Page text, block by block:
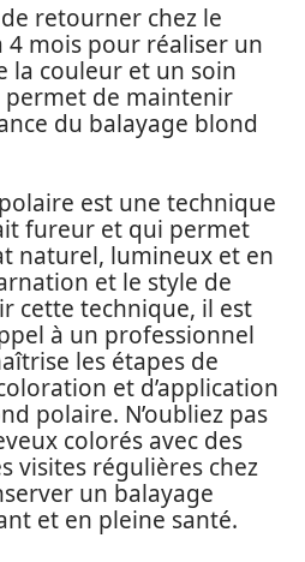
retourner chez le
4 mois pour réaliser un
la couleur et un soin
permet de maintenir
du balayage blond
est une technique
fureur et qui permet
naturel, lumineux et en
et le style de
cette technique, il est
à un professionnel
les étapes de
et d’application
polaire. N’oubliez pas
colorés avec des
visites régulières chez
un balayage
et en pleine santé.